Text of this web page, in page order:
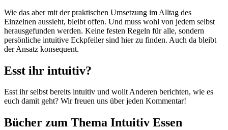
Wie das aber mit der praktischen Umsetzung im Alltag des
Einzelnen aussieht, bleibt offen. Und muss wohl von jedem selbst
herausgefunden werden. Keine festen Regeln für alle, sondern
persönliche intuitive Eckpfeiler sind hier zu finden. Auch da bleibt
der Ansatz konsequent.
Esst ihr intuitiv?
Esst ihr selbst bereits intuitiv und wollt Anderen berichten, wie es
euch damit geht? Wir freuen uns über jeden Kommentar!
Bücher zum Thema Intuitiv Essen